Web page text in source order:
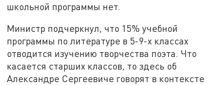
школьной программы нет.
Министр подчеркнул, что 15% учебной
программы по литературе в 5-9-х классах
отводится изучению творчества поэта. Что
касается старших классов, то здесь об
Александре Сергеевиче говорят в контексте